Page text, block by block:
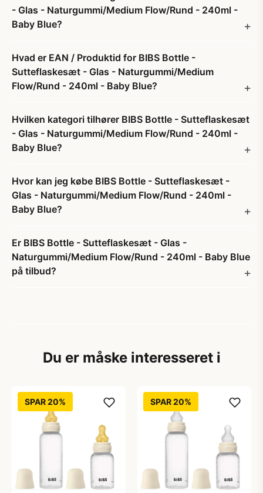
- Glas - Naturgummi/Medium Flow/Rund - 240ml -
Baby Blue?
Hvad er EAN / Produktid for BIBS Bottle -
Sutteflaskesæt - Glas - Naturgummi/Medium
Flow/Rund - 240ml - Baby Blue?
Hvilken kategori tilhører BIBS Bottle - Sutteflaskesæt
- Glas - Naturgummi/Medium Flow/Rund - 240ml -
Baby Blue?
Hvor kan jeg købe BIBS Bottle - Sutteflaskesæt -
Glas - Naturgummi/Medium Flow/Rund - 240ml -
Baby Blue?
Er BIBS Bottle - Sutteflaskesæt - Glas -
Naturgummi/Medium Flow/Rund - 240ml - Baby Blue
på tilbud?
Du er måske interesseret i
SPAR 20% SPAR 20%